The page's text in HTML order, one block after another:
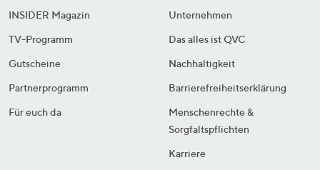
INSIDER Magazin
TV-Programm
Gutscheine
Partnerprogramm
Für euch da
Unternehmen
Das alles ist QVC
Nachhaltigkeit
Barrierefreiheitserklärung
Menschenrechte &
Sorgfaltspflichten
Karriere